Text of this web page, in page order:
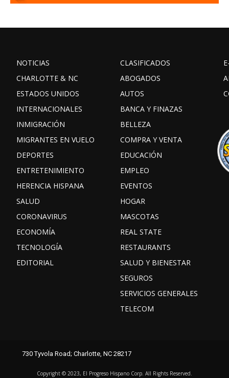
NOTICIAS
CHARLOTTE & NC
ESTADOS UNIDOS
INTERNACIONALES
INMIGRACIÓN
MIGRANTES EN VUELO
DEPORTES
ENTRETENIMIENTO
HERENCIA HISPANA
SALUD
CORONAVIRUS
ECONOMÍA
TECNOLOGÍA
EDITORIAL
CLASIFICADOS
ABOGADOS
AUTOS
BANCA Y FINAZAS
BELLEZA
COMPRA Y VENTA
EDUCACIÓN
EMPLEO
EVENTOS
HOGAR
MASCOTAS
REAL STATE
RESTAURANTS
SALUD Y BIENESTAR
SEGUROS
SERVICIOS GENERALES
TELECOM
Facebook Instagram
X Youtube threads
730 Tyvola Road; Charlotte, NC 28217
Copyright ©️ 2023, El Progreso Hispano Corp. All Rights Reserved.